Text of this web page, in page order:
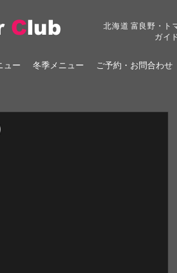
Club
北海道 富良野・ト
ガイ
ュー 冬季メニュー ご予約・お問合わせ